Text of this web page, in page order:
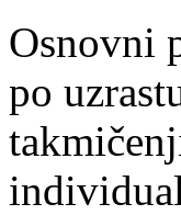
Osnovni
po